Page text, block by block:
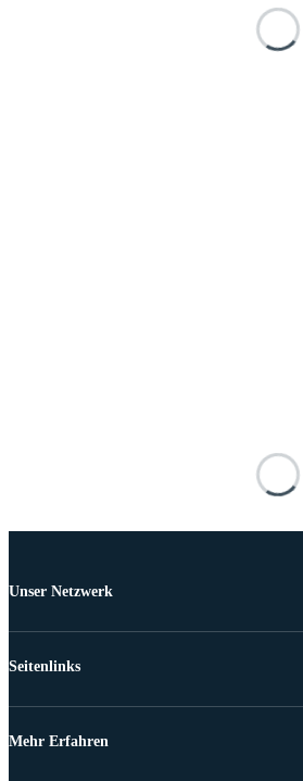
Unser Netzwerk
Seitenlinks
Mehr Erfahren